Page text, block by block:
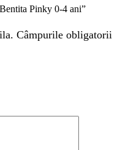
Pinky 0-4 ani”
Câmpurile obligatorii